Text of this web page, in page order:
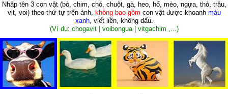
Nhập tên 3 con vật (bò, chim, chó, chuột, gà, heo, hổ, mèo, ngựa, thỏ, trâu,
vịt, voi)theo thứ tự trên ảnh, không bao gồm con vật được khoanh màu
xanh, viết liền, không dấu.
(Ví dụ: chogavit | voibongua | vitgachim ,...)